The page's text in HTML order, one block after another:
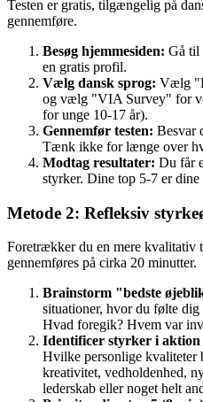
Testen er gratis, tilgængelig på
gennemføre.
Besøg hjemmesiden: Gå til
en gratis profil.
Vælg dansk sprog: Vælg
og vælg "VIA Survey" for
for unge 10-17 år).
Gennemfør testen: Besvar
Tænk ikke for længe over
Modtag resultater: Du får
styrker. Dine top 5-7 er dine
Metode 2: Refleksiv
Foretrækker du en mere kvalitativ
gennemføres på cirka 20 minutter.
Brainstorm "bedste
situationer, hvor du følte dig
Hvad foregik? Hvem var
Identificer styrker i aktion
Hvilke personlige kvaliteter
kreativitet, vedholdenhed,
lederskab eller noget helt